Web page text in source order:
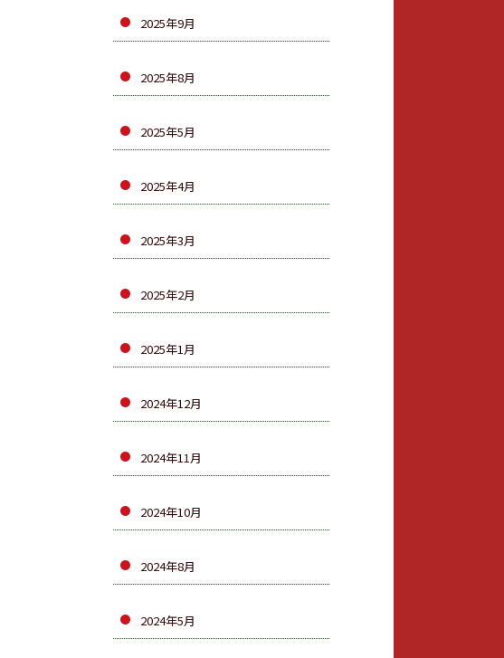
2025年9月
2025年8月
2025年5月
2025年4月
2025年3月
2025年2月
2025年1月
2024年12月
2024年11月
2024年10月
2024年8月
2024年5月